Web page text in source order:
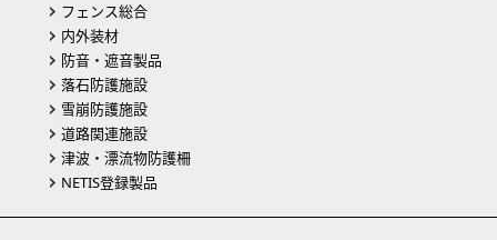
フェンス総合
内外装材
防音・遮音製品
落石防護施設
雪崩防護施設
道路関連施設
津波・漂流物防護柵
NETIS登録製品